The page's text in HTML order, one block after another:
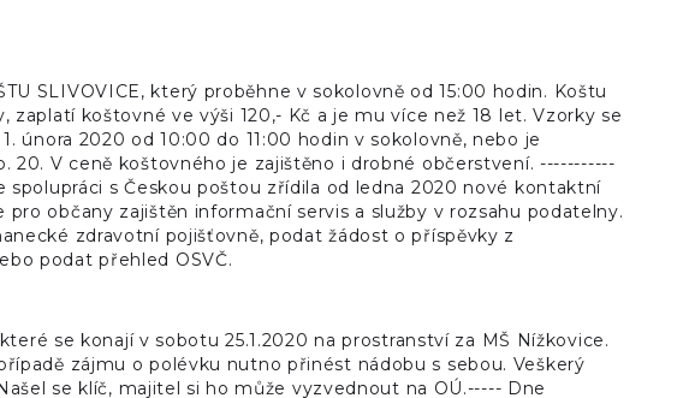
SLIVOVICE, který proběhne v sokolovně od 15:00 hodin. Koštu
koštovné ve výši 120,- Kč a je mu více než 18 let. Vzorky se
února 2020 od 10:00 do 11:00 hodin v sokolovně, nebo je
20. V ceně koštovného je zajištěno i drobné občerstvení. -----------
s Českou poštou zřídila od ledna 2020 nové kontaktní
občany zajištěn informační servis a služby v rozsahu podatelny.
zdravotní pojišťovně, podat žádost o příspěvky z
podat přehled OSVČ.
se konají v sobotu 25.1.2020 na prostranství za MŠ Nížkovice.
zájmu o polévku nutno přinést nádobu s sebou. Veškerý
se klíč, majitel si ho může vyzvednout na OÚ.----- Dne